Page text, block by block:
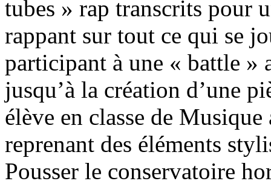
tubes » rap transcrits pour
rappant sur tout ce qui se
participant à une « battle »
jusqu’à la création d’une
élève en classe de
reprenant des éléments
Pousser le conservatoire